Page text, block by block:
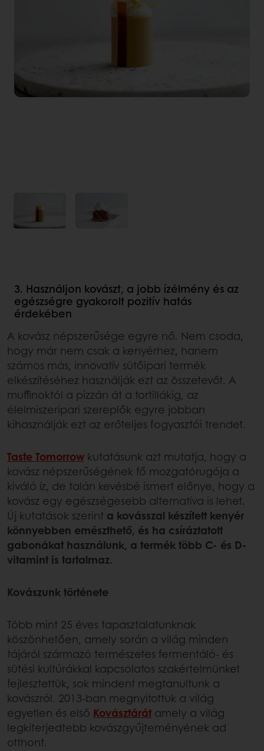
3. Használjon kovászt, a jobb ízélmény és az
egészségre gyakorolt pozitív hatás
érdekében
A kovász népszerűsége egyre nő. Nem csoda,
hogy már nem csak a kenyérhez, hanem
számos más, innovatív sütőipari termék
elkészítéséhez használják ezt az összetevőt. A
muffinoktól a pizzán át a tortillákig, az
élelmiszeripari szereplők egyre jobban
kihasználják ezt az erőteljes fogyasztói trendet.
Taste Tomorrow kutatásunk azt mutatja, hogy a
kovász népszerűségének fő mozgatórugója a
kiváló íz, de talán kevésbé ismert előnye, hogy a
kovász egy egészségesebb alternatíva is lehet.
Új kutatások szerint a kovásszal készített kenyér
könnyebben emészthető, és ha csíráztatott
gabonákat használunk, a termék több C- és D-
vitamint is tartalmaz.
Kovászunk története
Több mint 25 éves tapasztalatunknak
köszönhetően, amely során a világ minden
tájáról származó természetes fermentáló- és
sütési kultúrákkal kapcsolatos szakértelmünket
fejlesztettük, sok mindent megtanultunk a
kovászról. 2013-ban megnyitottuk a világ
egyetlen és első Kovásztárát amely a világ
legkiterjedtebb kovászgyűjteményének ad
otthont.